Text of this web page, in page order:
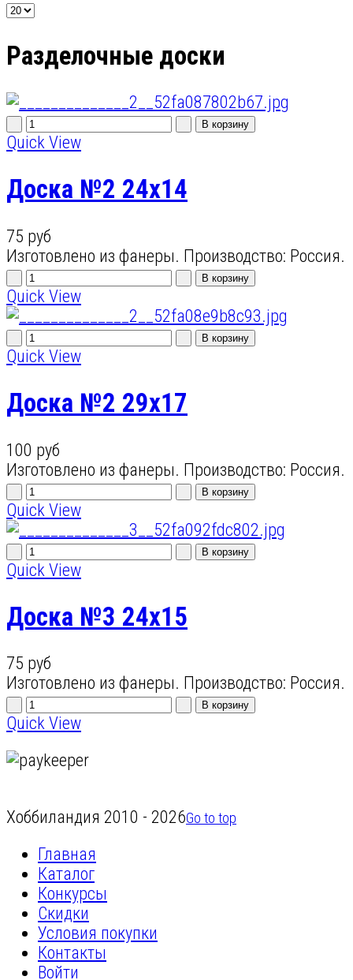
Разделочные доски
Quick View
Доска №2 24х14
75 руб
Изготовлено из фанеры. Производство: Россия.
Quick View
Quick View
Доска №2 29х17
100 руб
Изготовлено из фанеры. Производство: Россия.
Quick View
Quick View
Доска №3 24х15
75 руб
Изготовлено из фанеры. Производство: Россия.
Quick View
Хоббиландия 2010 - 2026Go to top
Главная
Каталог
Конкурсы
Скидки
Условия покупки
Контакты
Войти